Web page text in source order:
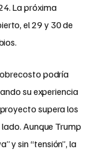
La próxima
el 29 y 30 de
podría
su experiencia
supera los
Aunque Trump
y sin “tensión”, la